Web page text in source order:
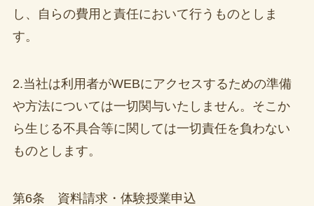
し、自らの費用と責任において行うものとしま
す。
2.当社は利用者がWEBにアクセスするための準備
や方法については一切関与いたしません。そこか
ら生じる不具合等に関しては一切責任を負わない
ものとします。
第6条 資料請求・体験授業申込